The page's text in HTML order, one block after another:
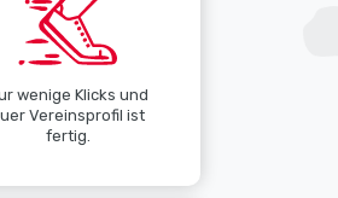
wenige Klicks und
Vereinsprofil ist
fertig.